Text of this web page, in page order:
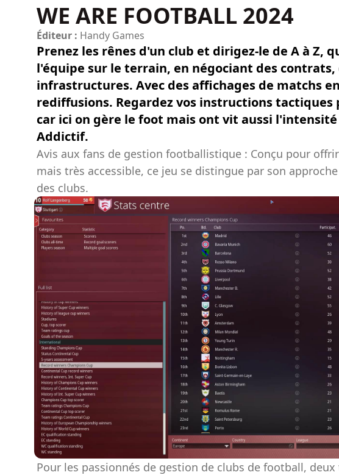
WE ARE FOOTBALL 2024
Éditeur : Handy Games
Prenez les rênes d'un club et dirigez-le de A à Z,
l'équipe sur le terrain, en négociant des contrats,
infrastructures. Avec des affichages de matchs
rediffusions. Regardez vos instructions
car ici on gère le foot mais ont vit aussi
Addictif.
Avis aux fans de gestion footballistique : Conçu pour
mais très accessible, ce jeu se distingue par son
des clubs.
Pour les passionnés de gestion de clubs de football, deux